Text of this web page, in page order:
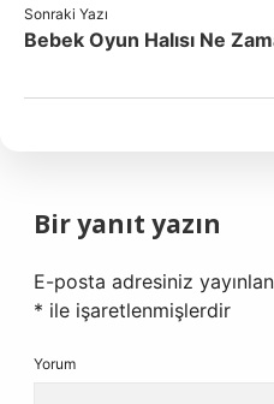
Sonraki Yazı
Bebek Oyun Halısı Ne
Bir yanıt yazın
E-posta adresiniz
* ile işaretlenmişlerdir
Yorum